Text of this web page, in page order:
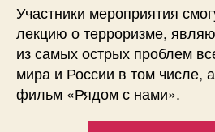
Участники мероприятия
лекцию о терроризме,
из самых острых проблем
мира и России в том числе,
фильм «Рядом с нами».